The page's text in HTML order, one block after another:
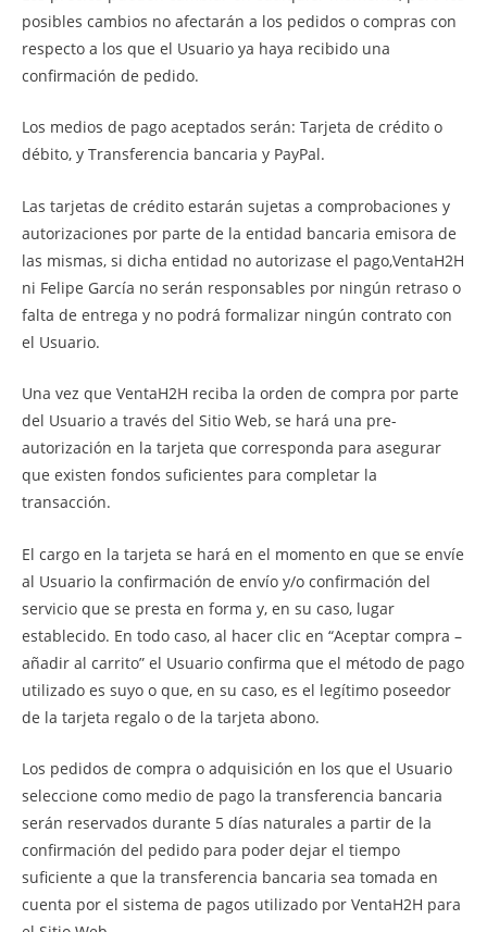
posibles cambios no afectarán a los pedidos o compras con
respecto a los que el Usuario ya haya recibido una
confirmación de pedido.
Los medios de pago aceptados serán: Tarjeta de crédito o
débito, y Transferencia bancaria y PayPal.
Las tarjetas de crédito estarán sujetas a comprobaciones y
autorizaciones por parte de la entidad bancaria emisora de
las mismas, si dicha entidad no autorizase el pago,VentaH2H
ni Felipe García no serán responsables por ningún retraso o
falta de entrega y no podrá formalizar ningún contrato con
el Usuario.
Una vez que VentaH2H reciba la orden de compra por parte
del Usuario a través del Sitio Web, se hará una pre-
autorización en la tarjeta que corresponda para asegurar
que existen fondos suficientes para completar la
transacción.
El cargo en la tarjeta se hará en el momento en que se envíe
al Usuario la confirmación de envío y/o confirmación del
servicio que se presta en forma y, en su caso, lugar
establecido. En todo caso, al hacer clic en “Aceptar compra –
añadir al carrito” el Usuario confirma que el método de pago
utilizado es suyo o que, en su caso, es el legítimo poseedor
de la tarjeta regalo o de la tarjeta abono.
Los pedidos de compra o adquisición en los que el Usuario
seleccione como medio de pago la transferencia bancaria
serán reservados durante 5 días naturales a partir de la
confirmación del pedido para poder dejar el tiempo
suficiente a que la transferencia bancaria sea tomada en
cuenta por el sistema de pagos utilizado por VentaH2H para